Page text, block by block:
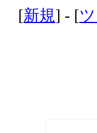
[新規] - [